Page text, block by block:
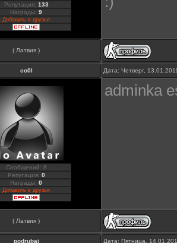
Репутация: 133
Награды:9
Добавить в друзья
( Латвия )
co0l Дата: Четверг,
Сообщений: 8
Репутация: 0
Награды:0
Добавить в друзья
adminka
( Латвия )
podrubaj Дата: Пятница,